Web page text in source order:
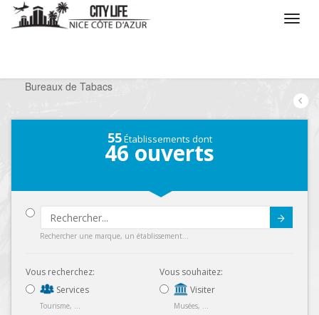
Bureaux de Tabacs
55Établissements dont
46 ouverts
Rechercher une marque, un établissement...
Vous recherchez:
Services
Tourisme, ...
Vous souhaitez:
Visiter
Musées, ...